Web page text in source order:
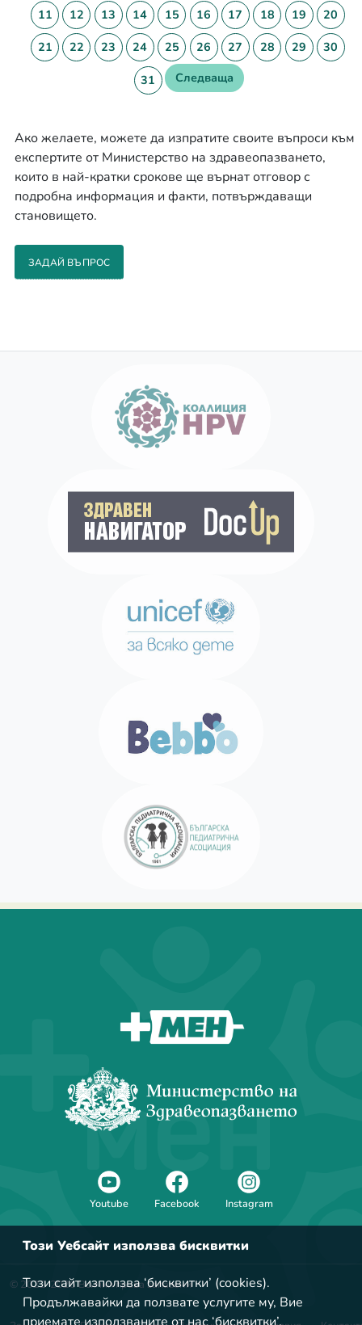
11 12 13 14 15 16 17 18 19 20
21 22 23 24 25 26 27 28 29 30
31 Следваща
Ако желаете, можете да изпратите своите въпроси към
експертите от Министерство на здравеопазването,
които в най-кратки срокове ще върнат отговор с
подробна информация и факти, потвърждаващи
становището.
ЗАДАЙ ВЪПРОС
Youtube Facebook Instagram
© 2022-2026 Всички права запазени
Този Уебсайт използва бисквитки
Този сайт използва ‘бисквитки’ (cookies).
Продължавайки да ползвате услугите му, Вие